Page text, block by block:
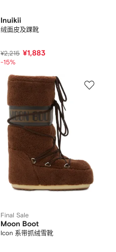
Inuikii
绒面皮及踝靴
¥2,215 ¥1,883
-15%
Final Sale
Moon Boot
Icon 系带抓绒雪靴